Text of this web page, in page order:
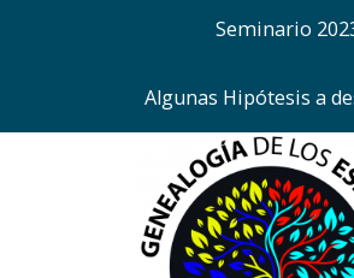
Seminario
Algunas Hipótesis a